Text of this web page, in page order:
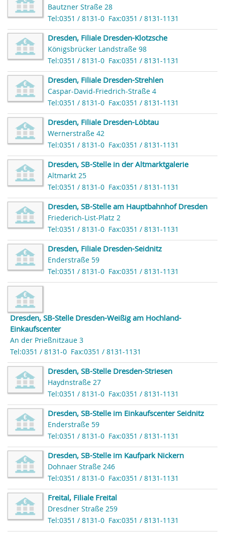
Bautzner Straße 28
Tel:0351 / 8131-0 Fax:0351 / 8131-1131
Dresden, Filiale Dresden-Klotzsche
Königsbrücker Landstraße 98
Tel:0351 / 8131-0 Fax:0351 / 8131-1131
Dresden, Filiale Dresden-Strehlen
Caspar-David-Friedrich-Straße 4
Tel:0351 / 8131-0 Fax:0351 / 8131-1131
Dresden, Filiale Dresden-Löbtau
Wernerstraße 42
Tel:0351 / 8131-0 Fax:0351 / 8131-1131
Dresden, SB-Stelle in der Altmarktgalerie
Altmarkt 25
Tel:0351 / 8131-0 Fax:0351 / 8131-1131
Dresden, SB-Stelle am Hauptbahnhof Dresden
Friederich-List-Platz 2
Tel:0351 / 8131-0 Fax:0351 / 8131-1131
Dresden, Filiale Dresden-Seidnitz
Enderstraße 59
Tel:0351 / 8131-0 Fax:0351 / 8131-1131
Dresden, SB-Stelle Dresden-Weißig am Hochland-
Einkaufscenter
An der Prießnitzaue 3
Tel:0351 / 8131-0 Fax:0351 / 8131-1131
Dresden, SB-Stelle Dresden-Striesen
Haydnstraße 27
Tel:0351 / 8131-0 Fax:0351 / 8131-1131
Dresden, SB-Stelle im Einkaufscenter Seidnitz
Enderstraße 59
Tel:0351 / 8131-0 Fax:0351 / 8131-1131
Dresden, SB-Stelle im Kaufpark Nickern
Dohnaer Straße 246
Tel:0351 / 8131-0 Fax:0351 / 8131-1131
Freital, Filiale Freital
Dresdner Straße 259
Tel:0351 / 8131-0 Fax:0351 / 8131-1131